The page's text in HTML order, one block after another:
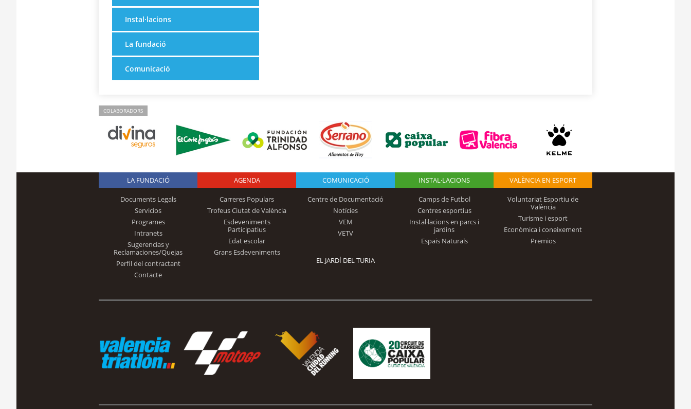
Instal·lacions
La fundació
Comunicació
COLABORADORS
Logo Fundación
Trinidad Alfonso
LA FUNDACIÓ
Documents Legals
Servicios
Programes
Intranets
Sugerencias y
Reclamaciones/Quejas
Perfil del contractant
Contacte
AGENDA
Carreres Populars
Trofeus Ciutat de València
Esdeveniments
Participatius
Edat escolar
Grans Esdeveniments
COMUNICACIÓ
Centre de Documentació
Notícies
VEM
VETV
INSTAL·LACIONS
Camps de Futbol
Centres esportius
Instal·lacions en parcs i
jardins
Espais Naturals
VALÈNCIA EN ESPORT
Voluntariat Esportiu de
València
Turisme i esport
Econòmica i coneixement
Premios
EL JARDÍ DEL TURIA